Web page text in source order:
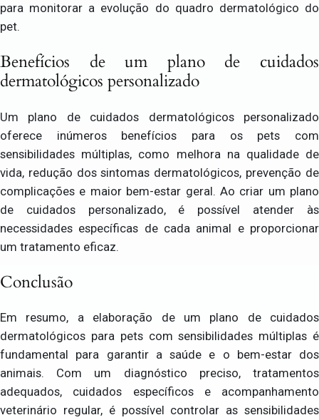
para monitorar a evolução do quadro dermatológico do
pet.
Benefícios de um plano de cuidados
dermatológicos personalizado
Um plano de cuidados dermatológicos personalizado
oferece inúmeros benefícios para os pets com
sensibilidades múltiplas, como melhora na qualidade de
vida, redução dos sintomas dermatológicos, prevenção de
complicações e maior bem-estar geral. Ao criar um plano
de cuidados personalizado, é possível atender às
necessidades específicas de cada animal e proporcionar
um tratamento eficaz.
Conclusão
Em resumo, a elaboração de um plano de cuidados
dermatológicos para pets com sensibilidades múltiplas é
fundamental para garantir a saúde e o bem-estar dos
animais. Com um diagnóstico preciso, tratamentos
adequados, cuidados específicos e acompanhamento
veterinário regular, é possível controlar as sensibilidades